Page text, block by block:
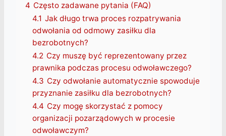
4 Często zadawane pytania (FAQ)
4.1 Jak długo trwa proces rozpatrywania
odwołania od odmowy zasiłku dla
bezrobotnych?
4.2 Czy muszę być reprezentowany przez
prawnika podczas procesu odwoławczego?
4.3 Czy odwołanie automatycznie spowoduje
przyznanie zasiłku dla bezrobotnych?
4.4 Czy mogę skorzystać z pomocy
organizacji pozarządowych w procesie
odwoławczym?